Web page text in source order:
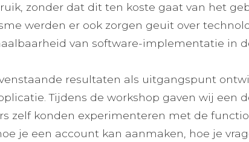
zonder dat dit ten koste gaat van het
werden er ook zorgen geuit over
van software-implementatie in
resultaten als uitgangspunt
Tijdens de workshop gaven wij een
zelf konden experimenteren met de
je een account kan aanmaken, hoe je